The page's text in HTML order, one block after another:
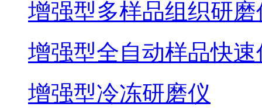
增强型多样品组织研磨
增强型全自动样品快速
增强型冷冻研磨仪